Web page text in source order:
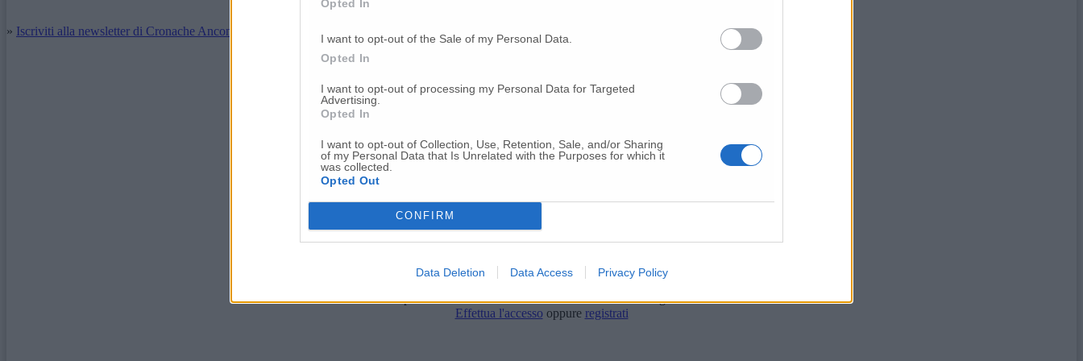
Opted In
I want to opt-out of the Sale of my Personal Data.
Opted In
I want to opt-out of processing my Personal Data for Targeted
Advertising.
Opted In
I want to opt-out of Collection, Use, Retention, Sale, and/or Sharing
of my Personal Data that Is Unrelated with the Purposes for which it
was collected.
Opted Out
CONFIRM
Data Deletion Data Access Privacy Policy
» Iscriviti alla newsletter di Cronache Ancona
Per poter lasciare o votare un commento devi essere registrato.
Effettua l'accesso oppure registrati